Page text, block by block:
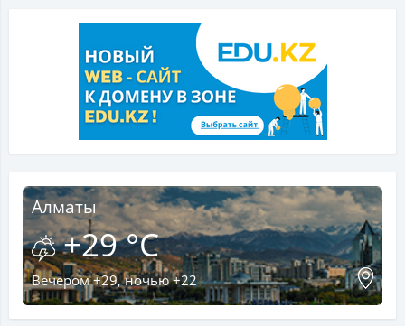
Алматы
+29 °C
Вечером +29, ночью +22